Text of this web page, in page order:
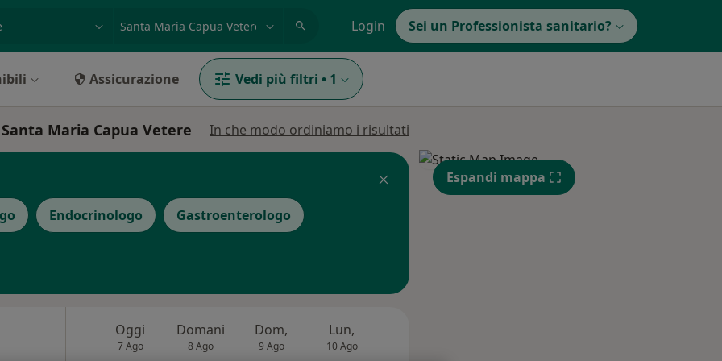
Login Sei un Professionista sanitario?
Assicurazione Vedi più filtri • 1
Maria Capua Vetere In che modo ordiniamo i risultati
Endocrinologo Gastroenterologo
Oggi
7 Ago
Domani
8 Ago
Dom,
9 Ago
Lun,
10 Ago
Espandi mappa